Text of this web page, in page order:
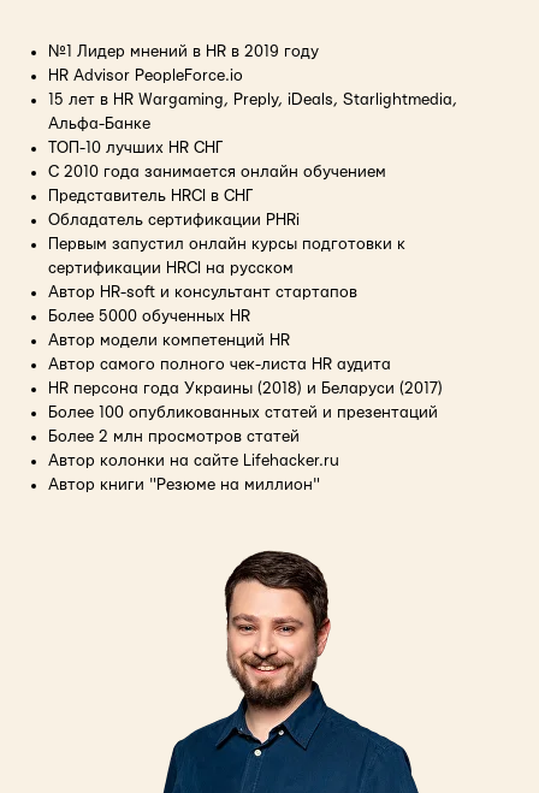
№1 Лидер мнений в HR в 2019 году
HR Advisor PeopleForce.io
15 лет в HR Wargaming, Preply, iDeals, Starlightmedia,
Альфа-Банке
ТОП-10 лучших HR СНГ
С 2010 года занимается онлайн обучением
Представитель HRCI в СНГ
Обладатель сертификации PHRi
Первым запустил онлайн курсы подготовки к
сертификации HRCI на русском
Автор HR-soft и консультант стартапов
Более 5000 обученных HR
Автор модели компетенций HR
Автор самого полного чек-листа HR аудита
HR персона года Украины (2018) и Беларуси (2017)
Более 100 опубликованных статей и презентаций
Более 2 млн просмотров статей
Автор колонки на сайте Lifehacker.ru
Автор книги "Резюме на миллион"